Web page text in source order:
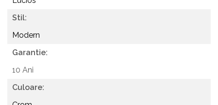
Stil:
Modern
Garantie:
10 Ani
Culoare: